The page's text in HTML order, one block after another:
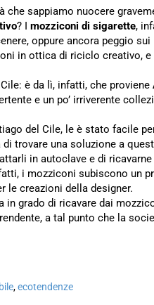
che sappiamo nuocere
? I mozziconi di sigarette,
oppure ancora peggio
in ottica di riciclo creativo,
è da lì, infatti, che proviene
e un po’ irriverente
del Cile, le è stato facile
di trovare una soluzione a
in autoclave e di
i mozziconi subiscono un
le creazioni della designer.
in grado di ricavare dai
a tal punto che la
,ecotendenze